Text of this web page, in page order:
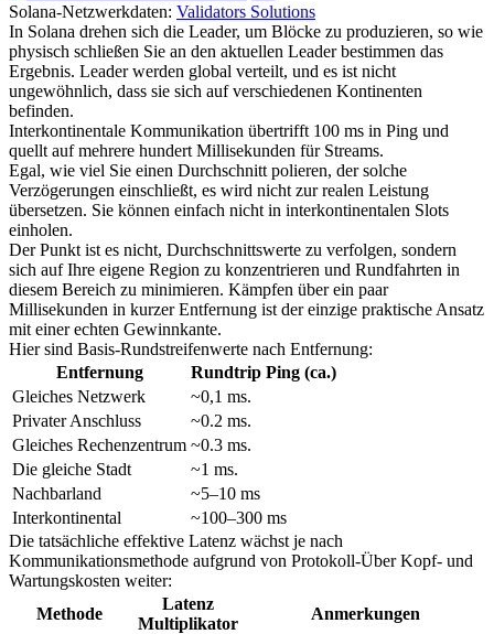
Solana-Netzwerkdaten: Validators Solutions
In Solana drehen sich die Leader, um Blöcke zu produzieren, so wie
physisch schließen Sie an den aktuellen Leader bestimmen das
Ergebnis. Leader werden global verteilt, und es ist nicht
ungewöhnlich, dass sie sich auf verschiedenen Kontinenten
befinden.
Interkontinentale Kommunikation übertrifft 100 ms in Ping und
quellt auf mehrere hundert Millisekunden für Streams.
Egal, wie viel Sie einen Durchschnitt polieren, der solche
Verzögerungen einschließt, es wird nicht zur realen Leistung
übersetzen. Sie können einfach nicht in interkontinentalen Slots
einholen.
Der Punkt ist es nicht, Durchschnittswerte zu verfolgen, sondern
sich auf Ihre eigene Region zu konzentrieren und Rundfahrten in
diesem Bereich zu minimieren. Kämpfen über ein paar
Millisekunden in kurzer Entfernung ist der einzige praktische Ansatz
mit einer echten Gewinnkante.
Hier sind Basis-Rundstreifenwerte nach Entfernung:
Entfernung
Rundtrip Ping (ca.)
Gleiches Netzwerk
~0,1 ms.
Privater Anschluss
~0.2 ms.
Gleiches Rechenzentrum ~0.3 ms.
Die gleiche Stadt
~1 ms.
Nachbarland
~5–10 ms
Interkontinental
~100–300 ms
Die tatsächliche effektive Latenz wächst je nach
Kommunikationsmethode aufgrund von Protokoll-Über Kopf- und
Wartungskosten weiter:
Methode
Latenz
Multiplikator
Anmerkungen